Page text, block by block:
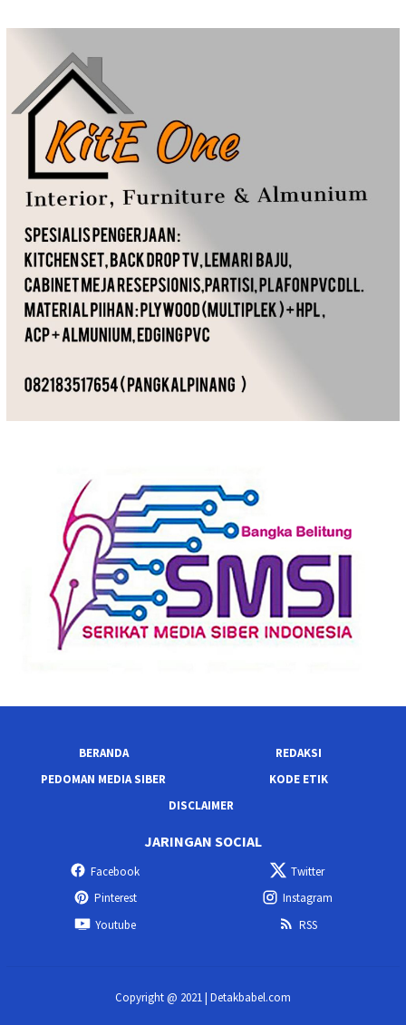
BERANDA
REDAKSI
PEDOMAN MEDIA SIBER
KODE ETIK
DISCLAIMER
JARINGAN SOCIAL
Facebook
Twitter
Pinterest
Instagram
Youtube
RSS
Copyright @ 2021 | Detakbabel.com